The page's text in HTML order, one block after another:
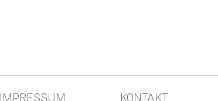
IMPRESSUM KONTAKT